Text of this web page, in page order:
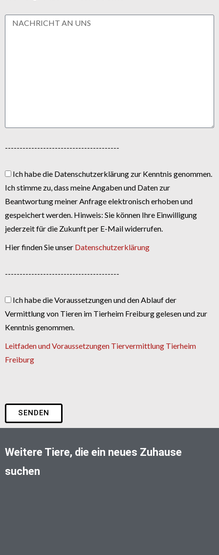
---------------------------------------
Ich habe die Datenschutzerklärung zur Kenntnis genommen.
Ich stimme zu, dass meine Angaben und Daten zur
Beantwortung meiner Anfrage elektronisch erhoben und
gespeichert werden. Hinweis: Sie können Ihre Einwilligung
jederzeit für die Zukunft per E-Mail widerrufen.
Hier finden Sie unser Datenschutzerklärung
---------------------------------------
Ich habe die Voraussetzungen und den Ablauf der
Vermittlung von Tieren im Tierheim Freiburg gelesen und zur
Kenntnis genommen.
Leitfaden und Voraussetzungen Tiervermittlung Tierheim
Freiburg
SENDEN
Weitere Tiere, die ein neues Zuhause
suchen